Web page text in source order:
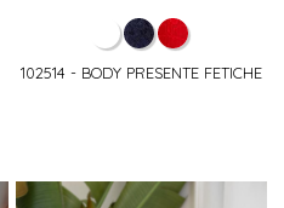
102514 - BODY PRESENTE FETICHE